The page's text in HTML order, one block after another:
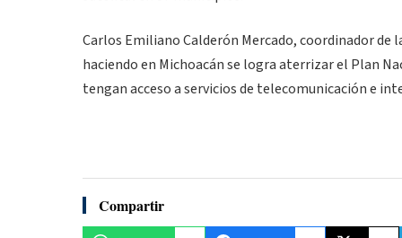
Carlos Emiliano Calderón Mercado, coordinador
haciendo en Michoacán se logra aterrizar el Plan
tengan acceso a servicios de telecomunicación e
Compartir